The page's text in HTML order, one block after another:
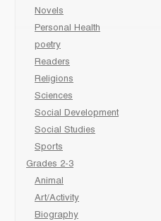
Novels
Personal Health
poetry
Readers
Religions
Sciences
Social Development
Social Studies
Sports
Grades 2-3
Animal
Art/Activity
Biography